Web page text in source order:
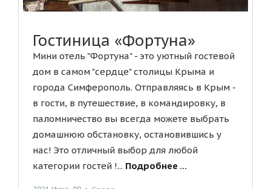
Гостиница «Фортуна»
Мини отель "Фортуна" - это уютный гостевой
дом в самом "сердце" столицы Крыма и
города Симферополь. Отправляясь в Крым -
в гости, в путешествие, в командировку, в
паломничество вы всегда можете выбрать
домашнюю обстановку, остановившись у
нас! Это отличный выбор для любой
категории гостей !... Подробнее ...